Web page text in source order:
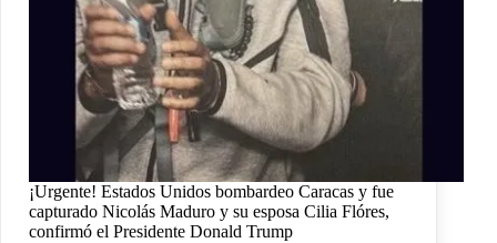
¡Urgente! Estados Unidos bombardeo Caracas y fue
capturado Nicolás Maduro y su esposa Cilia Flóres,
confirmó el Presidente Donald Trump